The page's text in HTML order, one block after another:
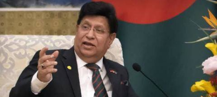
नागरिकता संशोधन बिल पर विरोध
के बीच बांग्लादेश के विदेश मंत्री ने रद्द
की भारत यात्रा
लेखन मुकुल तोमर Dec 12, 2019 05:58 pm
क्या है खबर?